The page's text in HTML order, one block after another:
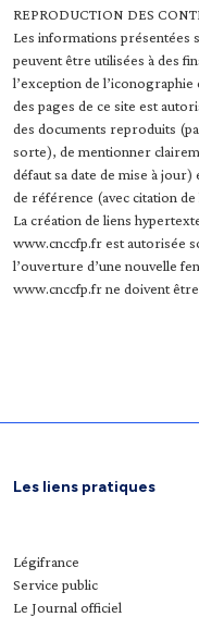
REPRODUCTION DES
Les informations présentées
peuvent être utilisées à des
l’exception de
des pages de ce site est
des documents reproduits
sorte), de mentionner
défaut sa date de mise à
de référence (avec citation
La création de liens
www.cnccfp.fr est autorisée
l’ouverture d’une nouvelle
www.cnccfp.fr ne doivent
Les liens pratiques
Légifrance
Service public
Le Journal officiel